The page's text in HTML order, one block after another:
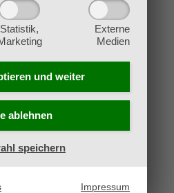
Statistik,
Externe
Medien
und weiter
ablehnen
speichern
Impressum